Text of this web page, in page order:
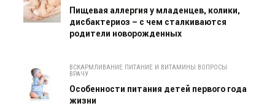
Пищевая аллергия у младенцев, колики,
дисбактериоз – с чем сталкиваются
родители новорожденных
ВСКАРМЛИВАНИЕ ПИТАНИЕ И ВИТАМИНЫ ВОПРОСЫ
ВРАЧУ
Особенности питания детей первого года
жизни